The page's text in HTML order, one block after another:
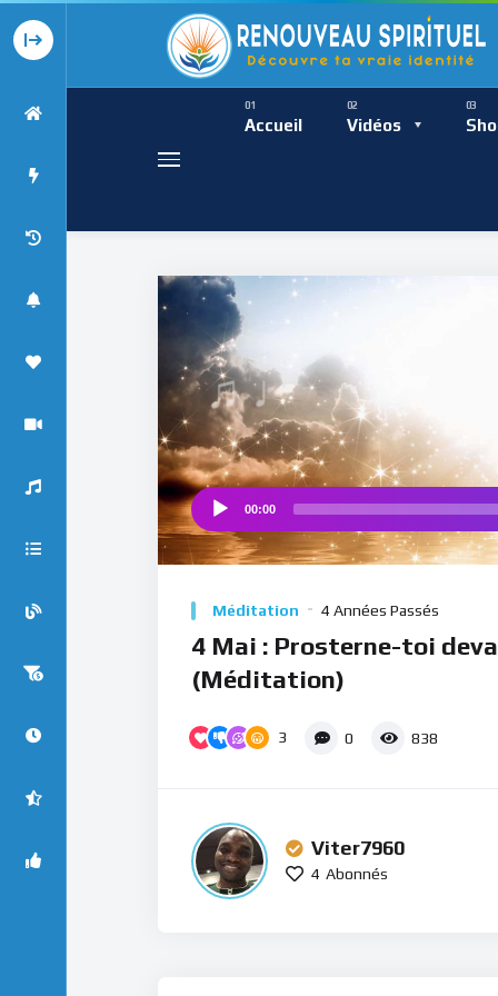
Accueil Vidéos
Présence
♩
Audio
Player
00:00
Méditation 4 Années Passés
4 Mai : Prosterne-toi
(Méditation)
3 0 838
Viter7960
4 Abonnés